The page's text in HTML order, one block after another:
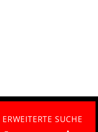
ERWEITERTE SUCHE